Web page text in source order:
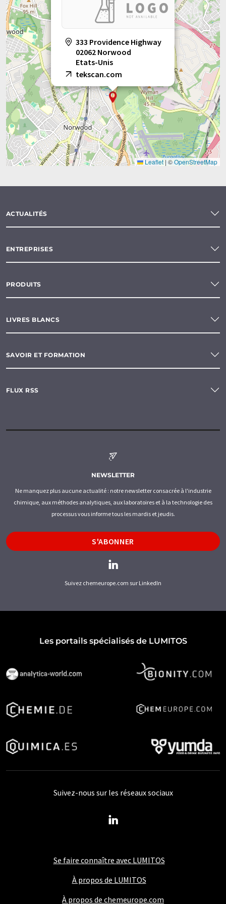
ces traductions automatiques pour présenter un plus large
éventail de présentations d'entreprise. Comme cet article a été
traduit avec traduction automatique, il est possible qu'il
contienne des erreurs de vocabulaire, de syntaxe ou de
grammaire. L'article original dans Anglais peut être trouvé ici.
333 Providence Highway
02062 Norwood
Etats-Unis
tekscan.com
Leaflet|©OpenStreetMap
ACTUALITÉS
ENTREPRISES
PRODUITS
LIVRES BLANCS
SAVOIR ET FORMATION
FLUX RSS
NEWSLETTER
Ne manquez plus aucune actualité : notre newsletter consacrée à l'industrie
chimique, aux méthodes analytiques, aux laboratoires et à la technologie des
processus vous informe tous les mardis et jeudis.
S'ABONNER
Suivez chemeurope.com sur LinkedIn
Les portails spécialisés de LUMITOS
Se faire connaître avec LUMITOS
À propos de LUMITOS
À propos de chemeurope.com
Suivez-nous sur les réseaux sociaux